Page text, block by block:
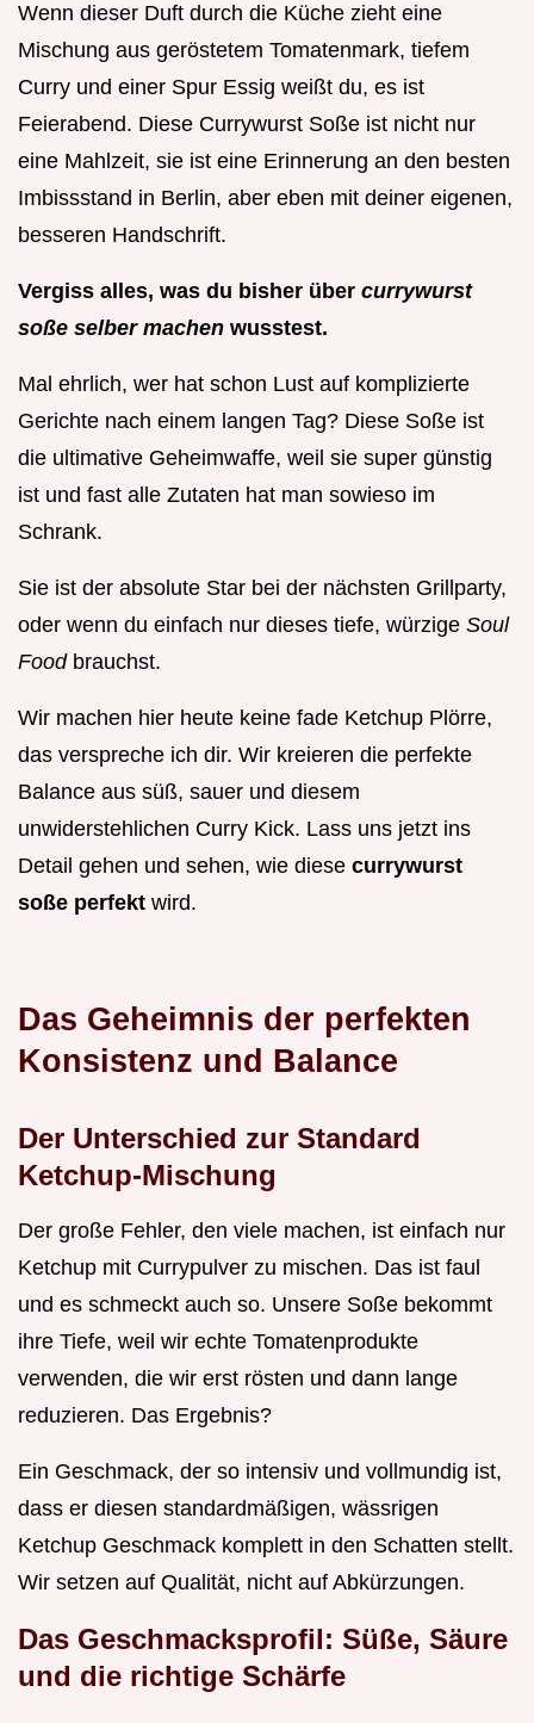
Wenn dieser Duft durch die Küche zieht eine
Mischung aus geröstetem Tomatenmark, tiefem
Curry und einer Spur Essig weißt du, es ist
Feierabend. Diese Currywurst Soße ist nicht nur
eine Mahlzeit, sie ist eine Erinnerung an den besten
Imbissstand in Berlin, aber eben mit deiner eigenen,
besseren Handschrift.
Vergiss alles, was du bisher über currywurst
soße selber machen wusstest.
Mal ehrlich, wer hat schon Lust auf komplizierte
Gerichte nach einem langen Tag? Diese Soße ist
die ultimative Geheimwaffe, weil sie super günstig
ist und fast alle Zutaten hat man sowieso im
Schrank.
Sie ist der absolute Star bei der nächsten Grillparty,
oder wenn du einfach nur dieses tiefe, würzige Soul
Food brauchst.
Wir machen hier heute keine fade Ketchup Plörre,
das verspreche ich dir. Wir kreieren die perfekte
Balance aus süß, sauer und diesem
unwiderstehlichen Curry Kick. Lass uns jetzt ins
Detail gehen und sehen, wie diese currywurst
soße perfekt wird.
Das Geheimnis der perfekten
Konsistenz und Balance
Der Unterschied zur Standard
Ketchup-Mischung
Der große Fehler, den viele machen, ist einfach nur
Ketchup mit Currypulver zu mischen. Das ist faul
und es schmeckt auch so. Unsere Soße bekommt
ihre Tiefe, weil wir echte Tomatenprodukte
verwenden, die wir erst rösten und dann lange
reduzieren. Das Ergebnis?
Ein Geschmack, der so intensiv und vollmundig ist,
dass er diesen standardmäßigen, wässrigen
Ketchup Geschmack komplett in den Schatten stellt.
Wir setzen auf Qualität, nicht auf Abkürzungen.
Das Geschmacksprofil: Süße, Säure
und die richtige Schärfe